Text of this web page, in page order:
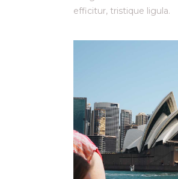
efficitur, tristique ligula.